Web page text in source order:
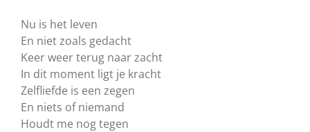
Nu is het leven
En niet zoals gedacht
Keer weer terug naar zacht
In dit moment ligt je kracht
Zelfliefde is een zegen
En niets of niemand
Houdt me nog tegen